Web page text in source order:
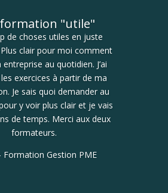
"utile"
de choses utiles en juste
clair pour moi comment
au quotidien. J’ai
exercices à partir de ma
Je sais quoi demander au
y voir plus clair et je vais
de temps. Merci aux deux
formateurs.
Formation Gestion PME